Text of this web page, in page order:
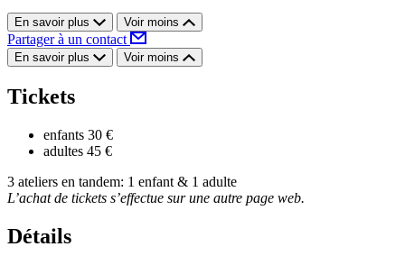
En savoir plus Voir moins
Partager à un contact
En savoir plus Voir moins
Tickets
enfants 30 €
adultes 45 €
3 ateliers en tandem: 1 enfant & 1 adulte
L’achat de tickets s’effectue sur une autre page web.
Détails